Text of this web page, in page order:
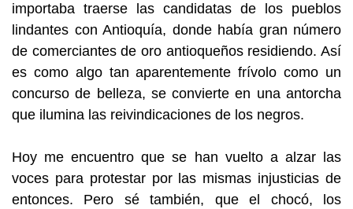
importaba traerse las candidatas de los pueblos
lindantes con Antioquía, donde había gran número
de comerciantes de oro antioqueños residiendo. Así
es como algo tan aparentemente frívolo como un
concurso de belleza, se convierte en una antorcha
que ilumina las reivindicaciones de los negros.
Hoy me encuentro que se han vuelto a alzar las
voces para protestar por las mismas injusticias de
entonces. Pero sé también, que el chocó, los